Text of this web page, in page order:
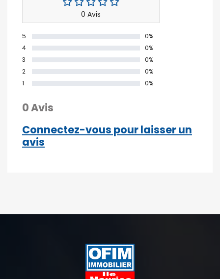
0 Avis
5
0%
4
0%
3
0%
2
0%
1
0%
0 Avis
Connectez-vous pour laisser un
avis